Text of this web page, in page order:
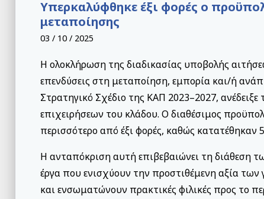
Υπερκαλύφθηκε έξι φορές ο
μεταποίησης
03 / 10 / 2025
Η ολοκλήρωση της διαδικασίας υποβολής
επενδύσεις στη μεταποίηση, εμπορία και/ή
Στρατηγικό Σχέδιο της ΚΑΠ 2023–2027,
επιχειρήσεων του κλάδου. Ο διαθέσιμος
περισσότερο από έξι φορές, καθώς κατατέθηκαν
Η ανταπόκριση αυτή επιβεβαιώνει τη διάθεση
έργα που ενισχύουν την προστιθέμενη αξία
και ενσωματώνουν πρακτικές φιλικές προς το